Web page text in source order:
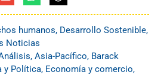
humanos, Desarrollo Sostenible,
Noticias
, Asia-Pacífico, Barack
y Política, Economía y comercio,